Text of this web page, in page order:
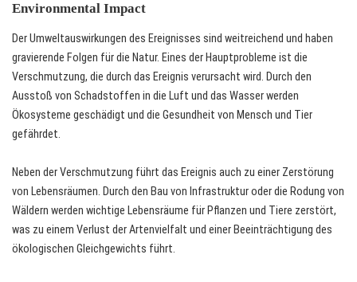
Environmental Impact
Der Umweltauswirkungen des Ereignisses sind weitreichend und haben
gravierende Folgen für die Natur. Eines der Hauptprobleme ist die
Verschmutzung, die durch das Ereignis verursacht wird. Durch den
Ausstoß von Schadstoffen in die Luft und das Wasser werden
Ökosysteme geschädigt und die Gesundheit von Mensch und Tier
gefährdet.
Neben der Verschmutzung führt das Ereignis auch zu einer Zerstörung
von Lebensräumen. Durch den Bau von Infrastruktur oder die Rodung von
Wäldern werden wichtige Lebensräume für Pflanzen und Tiere zerstört,
was zu einem Verlust der Artenvielfalt und einer Beeinträchtigung des
ökologischen Gleichgewichts führt.